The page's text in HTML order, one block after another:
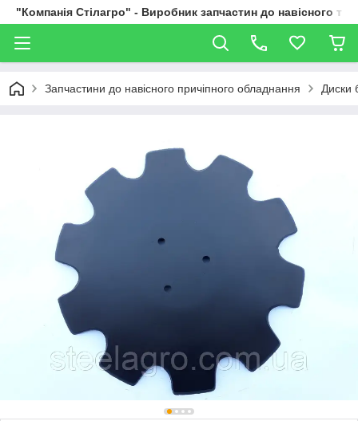
"Компанія Стілагро" - Виробник запчастин до навісного та
Запчастини до навісного причіпного обладнання Диски